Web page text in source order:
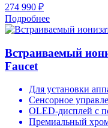
274 990 ₽
Подробнее
Встраиваемый
Faucet
Для установки
Сенсорное
OLED-дисплей с
Премиальный